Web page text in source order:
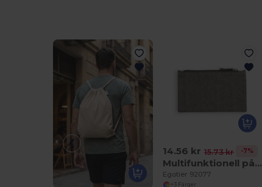
14.56 kr 15.73 kr -7%
Multifunktionell påse med återvunnen bomull (70%) och polyester (30% rPET) (140 g/m²)
Egotier 92077
+3 Färger